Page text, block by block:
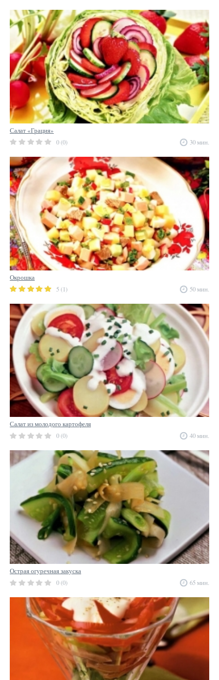
Салат «Грация»
0 (0)
30 мин.
Окрошка
5 (1)
50 мин.
Салат из молодого картофеля
0 (0)
40 мин.
Острая огуречная закуска
0 (0)
65 мин.